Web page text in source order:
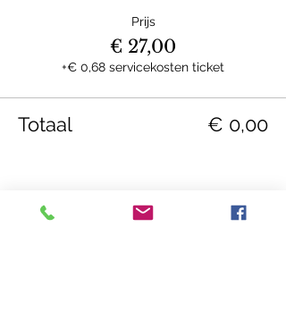
Prijs
€ 27,00
+€ 0,68 servicekosten ticket
Totaal € 0,00
Deel dit Event